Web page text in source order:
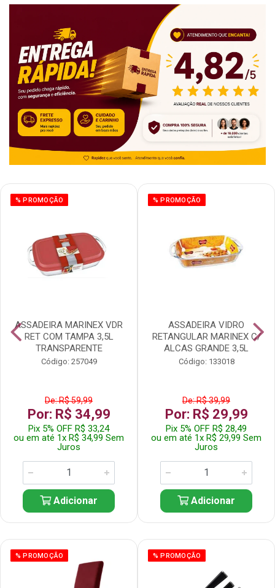
% PROMOÇÃO
ASSADEIRA MARINEX VDR
RET COM TAMPA 3,5L
TRANSPARENTE
Código: 257049
De: R$ 59,99
Por: R$ 34,99
Pix 5% OFF R$ 33,24
ou em até 1x R$ 34,99 Sem
Juros
Adicionar
% PROMOÇÃO
ASSADEIRA VIDRO
RETANGULAR MARINEX C/
ALCAS GRANDE 3,5L
Código: 133018
De: R$ 39,99
Por: R$ 29,99
Pix 5% OFF R$ 28,49
ou em até 1x R$ 29,99 Sem
Juros
Adicionar
% PROMOÇÃO % PROMOÇÃO